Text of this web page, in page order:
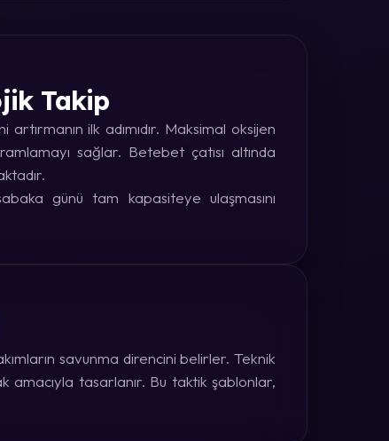
Takip
ilk adımıdır. Maksimal oksijen
sağlar. Betebet çatısı altında
günü tam kapasiteye ulaşmasını
savunma direncini belirler. Teknik
amacıyla tasarlanır. Bu taktik şablonlar,